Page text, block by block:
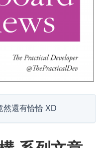
然還有恰恰 XD